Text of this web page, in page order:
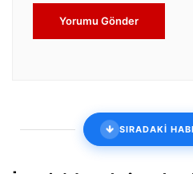
Yorumu Gönder
SIRADAKİ